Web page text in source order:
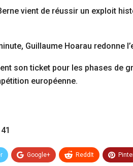
vient de réussir un exploit
Guillaume Hoarau redonne
son ticket pour les phases de
européenne.
Google+ ReddIt